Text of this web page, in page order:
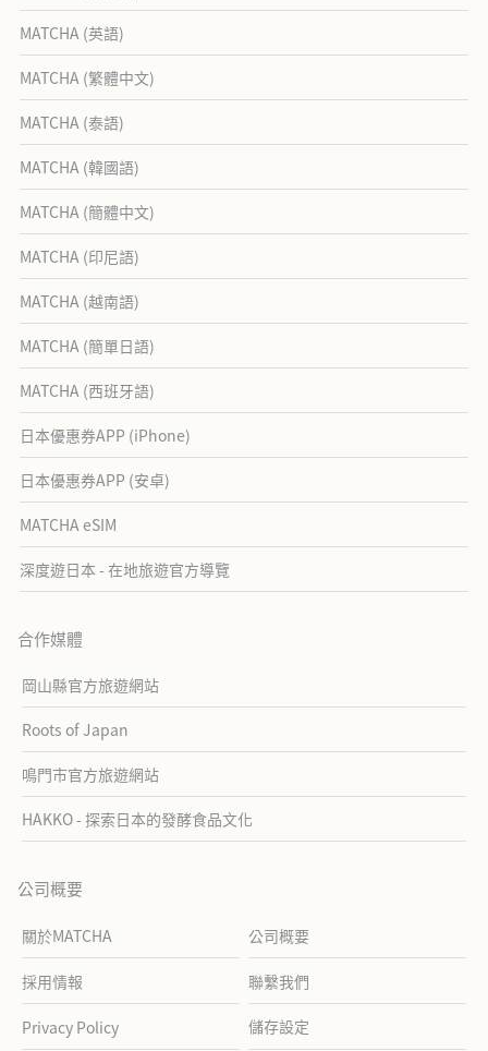
MATCHA (英語)
MATCHA (繁體中文)
MATCHA (泰語)
MATCHA (韓國語)
MATCHA (簡體中文)
MATCHA (印尼語)
MATCHA (越南語)
MATCHA (簡單日語)
MATCHA (西班牙語)
日本優惠券APP (iPhone)
日本優惠券APP (安卓)
MATCHA eSIM
深度遊日本 - 在地旅遊官方導覽
合作媒體
岡山縣官方旅遊網站
Roots of Japan
鳴門市官方旅遊網站
HAKKO - 探索日本的發酵食品文化
公司概要
關於MATCHA 公司概要
採用情報 聯繫我們
Privacy Policy 儲存設定